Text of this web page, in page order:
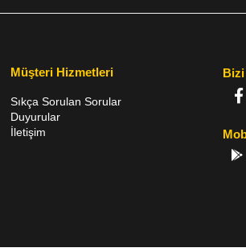
Müşteri Hizmetleri
Sıkça Sorulan Sorular
Duyurular
İletişim